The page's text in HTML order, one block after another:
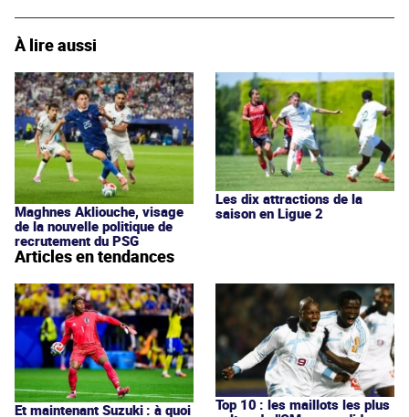
À lire aussi
Maghnes Akliouche, visage
de la nouvelle politique de
recrutement du PSG
Les dix attractions de la
saison en Ligue 2
Articles en tendances
Et maintenant Suzuki : à quoi
Top 10 : les maillots les plus